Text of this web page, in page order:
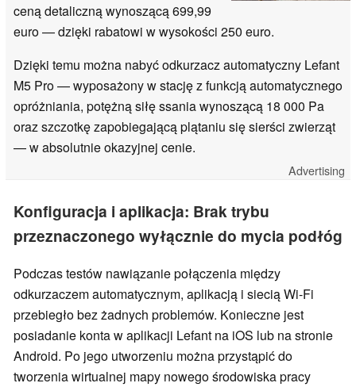
Advertising
ceną detaliczną wynoszącą 699,99
euro — dzięki rabatowi w wysokości 250 euro.
Dzięki temu można nabyć odkurzacz automatyczny Lefant
M5 Pro — wyposażony w stację z funkcją automatycznego
opróżniania, potężną siłę ssania wynoszącą 18 000 Pa
oraz szczotkę zapobiegającą plątaniu się sierści zwierząt
— w absolutnie okazyjnej cenie.
Konfiguracja i aplikacja: Brak trybu
przeznaczonego wyłącznie do mycia podłóg
Podczas testów nawiązanie połączenia między
odkurzaczem automatycznym, aplikacją i siecią Wi-Fi
przebiegło bez żadnych problemów. Konieczne jest
posiadanie konta w aplikacji Lefant na iOS lub na stronie
Android. Po jego utworzeniu można przystąpić do
tworzenia wirtualnej mapy nowego środowiska pracy